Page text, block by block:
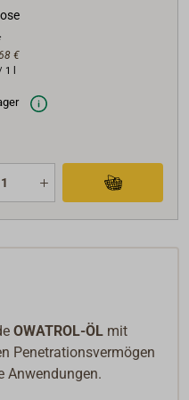
€
l
OWATROL-ÖL mit
Penetrationsvermögen
Anwendungen.